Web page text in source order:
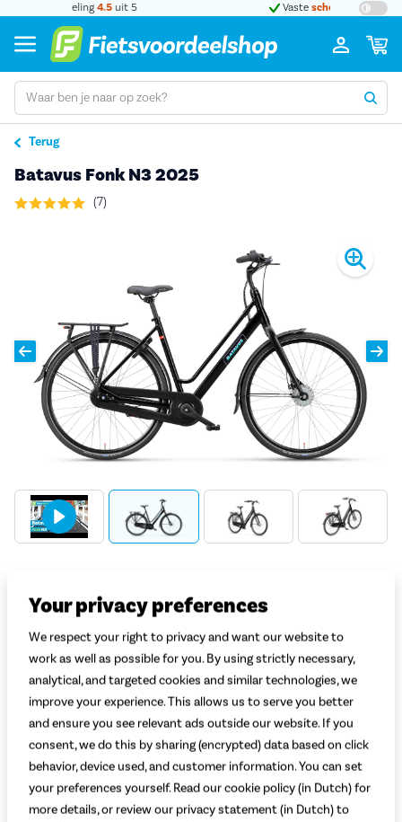
Terug
Batavus Fonk N3 2025
(7)
Zwart Turquoise Zwart Mat
Welke maat kies je?Uitleg
Maat 48
155 - 165 cm
Maat 53
166 - 175 cm
Maat 57
176 - 180 cm
Maat 61
180 - 190 cm
Adviesprijs799,-
719,-
Your privacy preferences
We respect your right to privacy and want our website to
work as well as possible for you. By using strictly necessary,
analytical, and targeted cookies and similar technologies, we
improve your experience. This allows us to serve you better
and ensure you see relevant ads outside our website. If you
consent, we do this by sharing (encrypted) data based on click
behavior, device used, and customer information. You can set
your preferences yourself. Read our cookie policy (in Dutch) for
more details, or review our privacy statement (in Dutch) to